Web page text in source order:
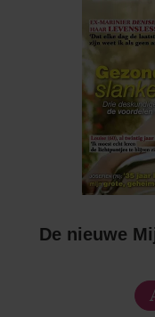
De nieuwe